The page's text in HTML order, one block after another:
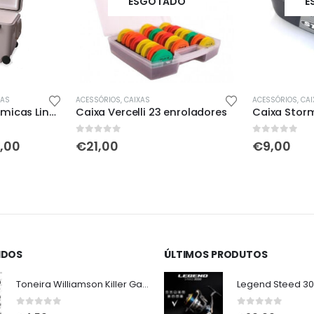
Geleiras / Arcas térmicas Lineaeffe
ACESSÓRIOS, CAIXAS
Caixa Vercelli 23 enroladores
out of 5
€21,00
ACESSÓRIOS,
Caixa
out of 5
€9,00
Toneira Williamson Killer Gamba Natural 2.5
ÚLTIMOS PRODUTOS
Legend Steed